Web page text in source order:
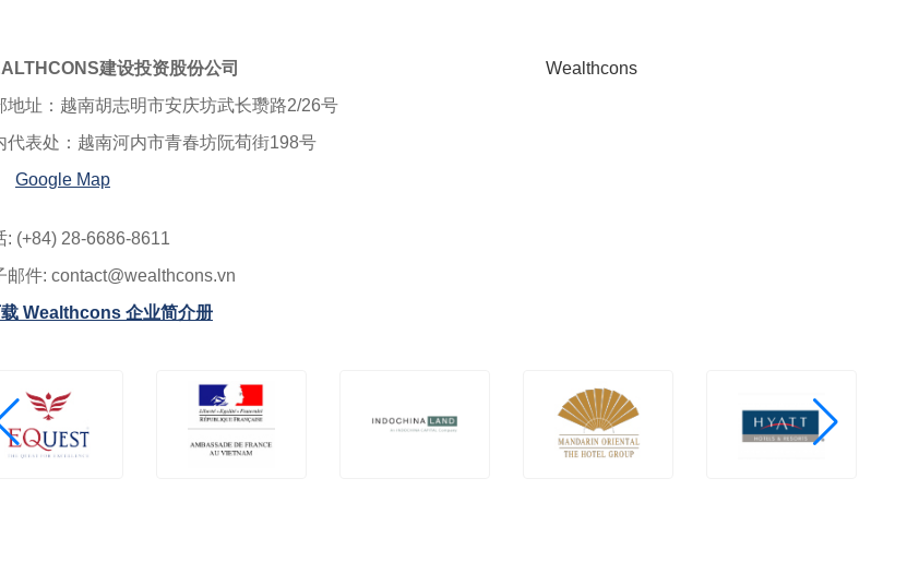
建设投资股份公司
地址：越南胡志明市安庆坊武长瓒路2/26号
代表处：越南河内市青春坊阮荀街198号
Google Map
: (+84) 28-6686-8611
邮件: contact@wealthcons.vn
Wealthcons 企业简介册
Wealthcons